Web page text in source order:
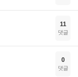
11
댓글
0
댓글